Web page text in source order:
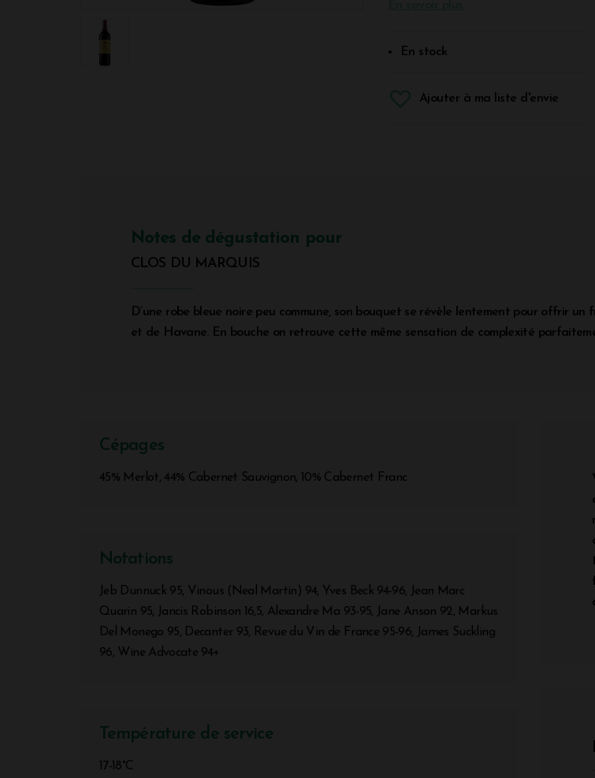
En stock
Ajouter à ma liste d'envie
Notes de dégustation pour
CLOS DU MARQUIS
D’une robe bleue noire peu commune, son bouquet se révèle lentement pour offrir
et de Havane. En bouche on retrouve cette même sensation de complexité
Cépages
45% Merlot, 44% Cabernet Sauvignon, 10% Cabernet Franc
Notations
Jeb Dunnuck 95, Vinous (Neal Martin) 94, Yves Beck 94-96, Jean Marc
Quarin 95, Jancis Robinson 16,5, Alexandre Ma 93-95, Jane Anson 92, Markus
Del Monego 95, Decanter 93, Revue du Vin de France 95-96, James Suckling
96, Wine Advocate 94+
Température de service
17-18°C